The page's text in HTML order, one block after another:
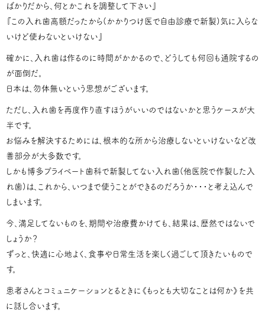
ばかりだから、何とかこれを調整して下さい』
『この入れ歯高額だったから(かかりつけ医で自由診療で新製)気に入らな
いけど使わないといけない』
確かに、入れ歯は作るのに時間がかかるので、どうしても何回も通院するの
が面倒だ。
日本は、勿体無いという思想がございます。
ただし、入れ歯を再度作り直すほうがいいのではないかと思うケースが大
半です。
お悩みを解決するためには、根本的な所から治療しないといけないなど改
善部分が大多数です。
しかも博多プライベート歯科で新製してない入れ歯(他医院で作製した入
れ歯)は、これから、いつまで使うことができるのだろうか・・・と考え込んで
しまいます。
今、満足してないものを、期間や治療費かけても、結果は、歴然ではないで
しょうか？
ずっと、快適に心地よく、食事や日常生活を楽しく過ごして頂きたいもので
す。
患者さんとコミュニケーションとるときに《もっとも大切なことは何か》を共
に話し合います。